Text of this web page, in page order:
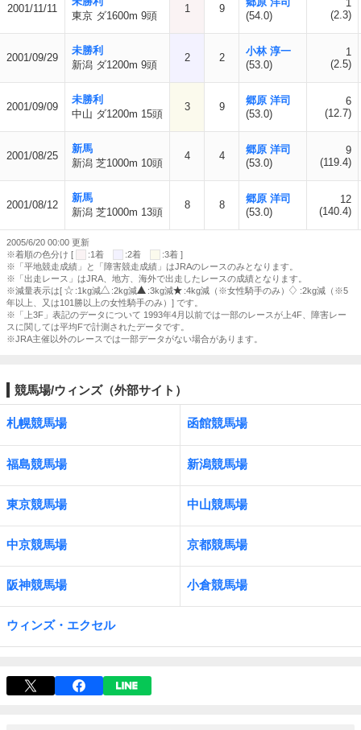
2001/11/11
東京 ダ1600m 9頭
1 9
(54.0)
1
(2.3)
2001/09/29
未勝利
新潟 ダ1200m 9頭
2 2
小林 淳一
(53.0)
1
(2.5)
2001/09/09
未勝利
中山 ダ1200m 15頭
3 9
郷原 洋司
(53.0)
6
(12.7)
2001/08/25
新馬
新潟 芝1000m 10頭
4 4
郷原 洋司
(53.0)
9
(119.4)
2001/08/12
新馬
新潟 芝1000m 13頭
8 8
郷原 洋司
(53.0)
12
(140.4)
2005/6/20 00:00 更新
※着順の色分け [
:1着 :2着
:3着 ]
※「平地競走成績」と「障害競走成績」はJRAのレースのみとなります。
※「出走レース」はJRA、地方、海外で出走したレースの成績となります。
※減量表示は[
:1kg減 :2kg減 :3kg減 :4kg減（※女性騎手のみ）
:2kg減（※5
年以上、又は101勝以上の女性騎手のみ）] です。
※「上3F」表記のデータについて 1993年4月以前では一部のレースが上4F、障害レー
スに関しては平均Fで計測されたデータです。
※JRA主催以外のレースでは一部データがない場合があります。
競馬場/ウィンズ（外部サイト）
札幌競馬場 函館競馬場
福島競馬場 新潟競馬場
東京競馬場 中山競馬場
中京競馬場 京都競馬場
阪神競馬場 小倉競馬場
ウィンズ・エクセル